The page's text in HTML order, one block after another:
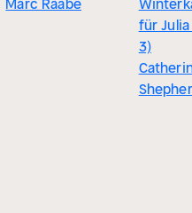
Marc Raabe
für
3)